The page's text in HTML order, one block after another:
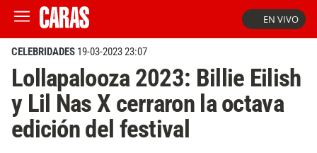
EN VIVO
CELEBRIDADES 19-03-2023 23:07
Lollapalooza 2023: Billie Eilish
y Lil Nas X cerraron la octava
edición del festival